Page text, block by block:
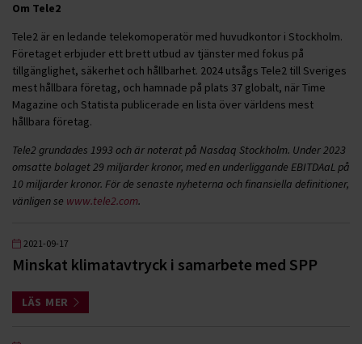
Om Tele2
Tele2 är en ledande telekomoperatör med huvudkontor i Stockholm.
Företaget erbjuder ett brett utbud av tjänster med fokus på
tillgänglighet, säkerhet och hållbarhet. 2024 utsågs Tele2 till Sveriges
mest hållbara företag, och hamnade på plats 37 globalt, när Time
Magazine och Statista publicerade en lista över världens mest
hållbara företag.
Tele2 grundades 1993 och är noterat på Nasdaq Stockholm. Under 2023
omsatte bolaget 29 miljarder kronor, med en underliggande EBITDAaL på
10 miljarder kronor. För de senaste nyheterna och finansiella definitioner,
vänligen se www.tele2.com.
2021-09-17
Minskat klimatavtryck i samarbete med SPP
LÄS MER